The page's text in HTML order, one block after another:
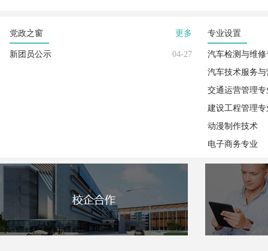
更多
党政之窗
04-27
新团员公示
专业设置
汽车检测与维修
汽车技术服务
交通运营管理专
建设工程管理专
动漫制作技术
电子商务专业